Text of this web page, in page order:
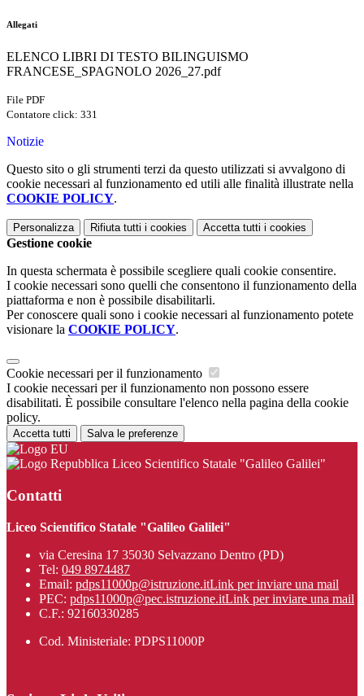
Allegati
ELENCO LIBRI DI TESTO BILINGUISMO
FRANCESE_SPAGNOLO 2026_27.pdf
File PDF
Contatore click: 331
Notizie
Questo sito o gli strumenti terzi da questo utilizzati si avvalgono di
cookie necessari al funzionamento ed utili alle finalità illustrate nella
COOKIE POLICY.
Personalizza Rifiuta tutti i cookies Accetta tutti i cookies
Gestione cookie
In questa schermata è possibile scegliere quali cookie consentire.
I cookie necessari sono quelli che consentono il funzionamento della
piattaforma e non è possibile disabilitarli.
Per conoscere quali sono i cookie necessari al funzionamento potete
visionare la COOKIE POLICY.
Cookie necessari per il funzionamento
I cookie necessari per il funzionamento non possono essere
disabilitati. È possibile consultare l'elenco nella pagina della cookie
policy.
Accetta tutti Salva le preferenze
Liceo Scientifico Statale "Galileo Galilei"
Contatti
Liceo Scientifico Statale "Galileo Galilei"
via Ceresina 17 35030 Selvazzano Dentro (PD)
Tel: 049 8974487
Email: pdps11000p@istruzione.itLink per inviare una mail
PEC: pdps11000p@pec.istruzione.itLink per inviare una mail
C.F.: 92160330285
Cod. Ministeriale: PDPS11000P